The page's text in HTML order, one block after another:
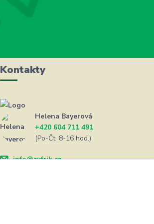
Kontakty
Helena Bayerová
+420 604 711 491
(Po-Čt, 8-16 hod.)
info@zufrik.cz